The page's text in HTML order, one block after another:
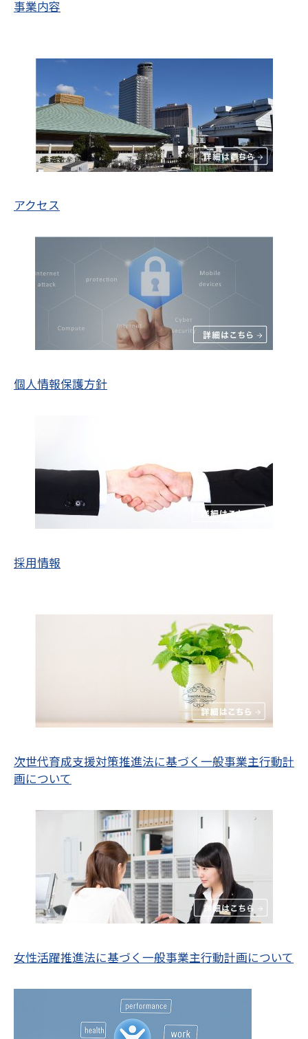
事業内容
アクセス
個人情報保護方針
採用情報
次世代育成支援対策推進法に基づく一般事業主行動計
画について
女性活躍推進法に基づく一般事業主行動計画について